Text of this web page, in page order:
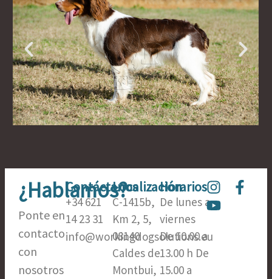
¿Hablamos?
Ponte en
contacto
con
nosotros
Contáctanos
+34 621
14 23 31
info@workingdogsolutions.eu
Localización
C-1415b,
Km 2, 5,
08140
Caldes de
Montbui,
Horarios
De lunes a
viernes
De 10.00 a
13.00 h De
15.00 a
I
n
s
F
a
Y
o
u